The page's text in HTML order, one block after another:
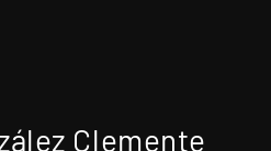
Clemente